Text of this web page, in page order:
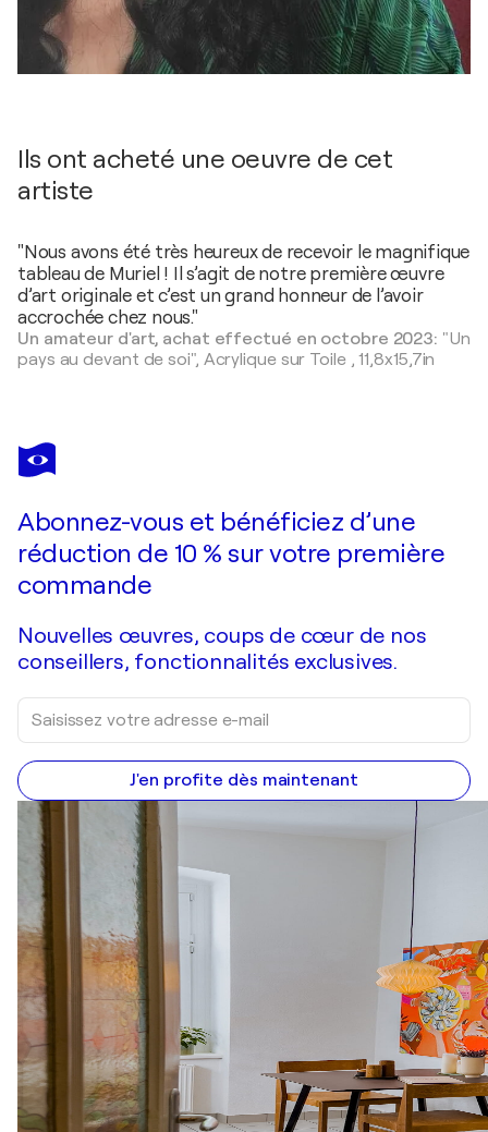
Ils ont acheté une oeuvre de cet
artiste
"Nous avons été très heureux de recevoir le magnifique
tableau de Muriel ! Il s’agit de notre première œuvre
d’art originale et c’est un grand honneur de l’avoir
accrochée chez nous."
Un amateur d'art, achat effectué en octobre 2023: "Un
pays au devant de soi", Acrylique sur Toile,11,8x15,7in
Abonnez-vous et bénéficiez d’une
réduction de 10 % sur votre première
commande
Nouvelles œuvres, coups de cœur de nos
conseillers, fonctionnalités exclusives.
J'en profite dès maintenant